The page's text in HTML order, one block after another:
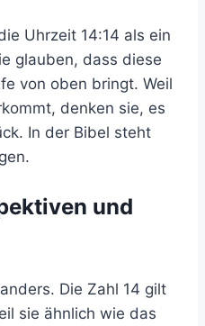
Uhrzeit 14:14 als ein
glauben, dass diese
von oben bringt. Weil
denken sie, es
In der Bibel steht
und
Die Zahl 14 gilt
sie ähnlich wie das